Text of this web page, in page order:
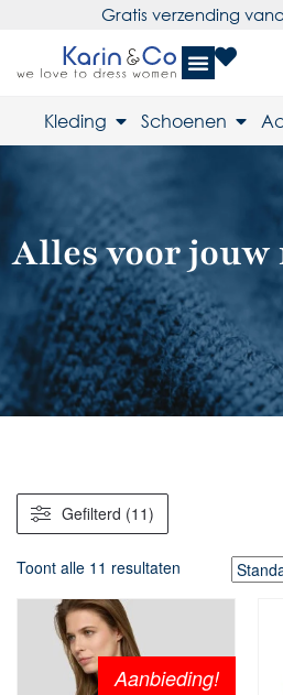
Gratis verzending
Kleding Schoenen
Alles voor jouw
Gefilterd (11)
Toont alle 11 resultaten
Aanbieding!